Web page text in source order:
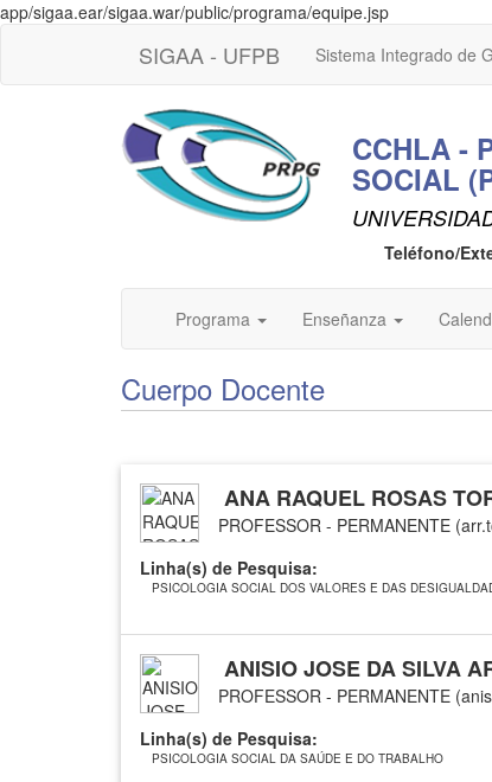
app/sigaa.ear/sigaa.war/public/programa/equipe.jsp
SIGAA - UFPB Sistema Integrado de
CCHLA -
SOCIAL
Teléfono/
Programa Enseñanza
Cuerpo Docente
ANA RAQUEL ROSAS
PROFESSOR - PERMANENTE
Linha(s) de Pesquisa:
PSICOLOGIA SOCIAL DOS VALORES E DAS
ANISIO JOSE DA SILVA
PROFESSOR - PERMANENTE
Linha(s) de Pesquisa:
PSICOLOGIA SOCIAL DA SAÚDE E DO TRABALHO